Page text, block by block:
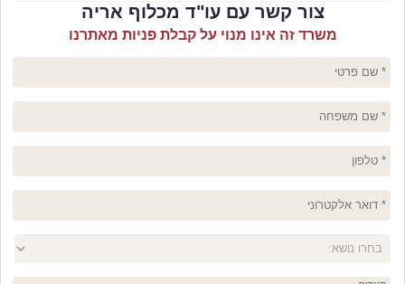
צור קשר עם עו"ד מכלוף אריה
משרד זה אינו מנוי על קבלת פניות מאתרנו